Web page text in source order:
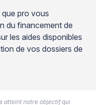
que pro vous
du financement de
les aides disponibles
de vos dossiers de
atteint notre objectif qui